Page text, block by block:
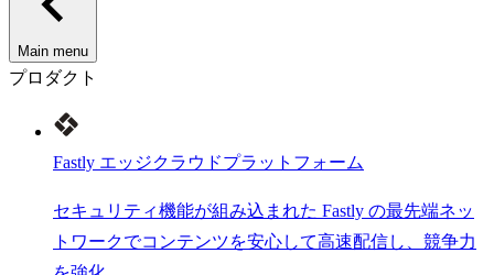
Main menu
プロダクト
Fastly エッジクラウドプラットフォーム
セキュリティ機能が組み込まれた Fastly の最先端ネッ
トワークでコンテンツを安心して高速配信し、競争力